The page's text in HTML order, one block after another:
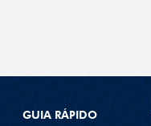
GUIA RÁPIDO